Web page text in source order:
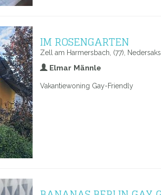
IM ROSENGARTEN
Zell am Harmersbach, (77),
Elmar Männle
Vakantiewoning Gay-Friendly